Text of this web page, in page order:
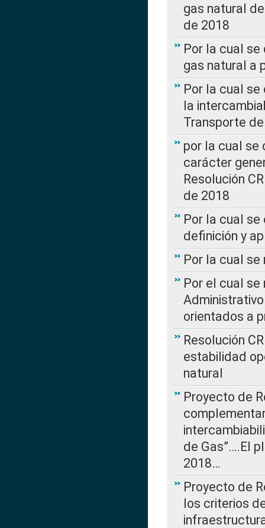
gas natural
de 2018
Por la cual
gas natural a
Por la cual
la
Transporte
por la cual se
carácter
Resolución
de 2018
Por la cual
definición y
Por la cual
Por el cual
orientados a
Resolución
estabilidad
natural
Proyecto de
de Gas”….El
2018…
Proyecto de
los criterios